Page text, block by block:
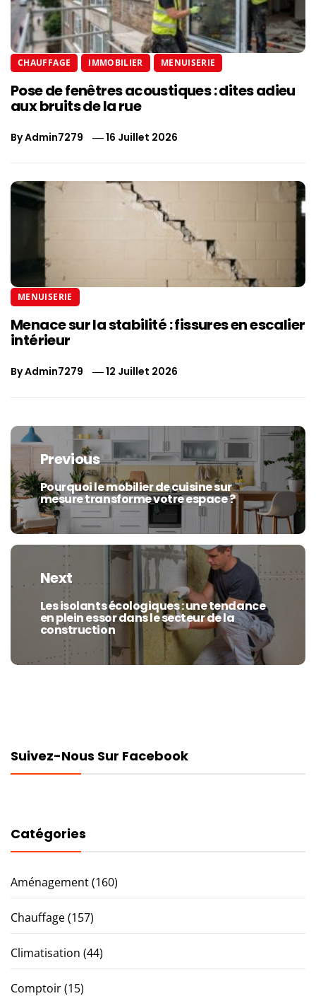
CHAUFFAGE IMMOBILIER MENUISERIE
Pose de fenêtres acoustiques : dites adieu
aux bruits de la rue
ByAdmin7279 16 Juillet 2026
MENUISERIE
Menace sur la stabilité : fissures en escalier
intérieur
ByAdmin7279 12 Juillet 2026
Navigation
de
l’article
Previous
Previous
post:
Pourquoi le mobilier de cuisine sur
mesure transforme votre espace ?
Next
Next
post:
Les isolants écologiques : une tendance
en plein essor dans le secteur de la
construction
Suivez-Nous Sur Facebook
Catégories
Aménagement(160)
Chauffage(157)
Climatisation (44)
Comptoir(15)